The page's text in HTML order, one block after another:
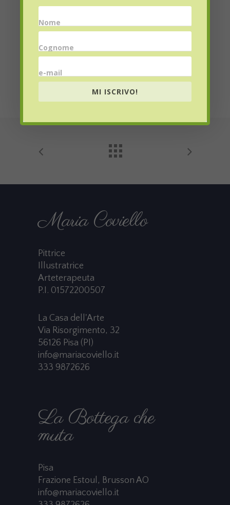
Website
Maria Coviello
Pittrice
Illustratrice
Arteterapeuta
P.I. 01572200507
La Casa dell'Arte
Via Risorgimento, 32
56126 Pisa (PI)
info@mariacoviello.it
333 9872626
La Bottega che
muta
Pisa
Frazione Estoul, Brusson AO
info@mariacoviello.it
Nome
Cognome
e-mail
MI ISCRIVO!